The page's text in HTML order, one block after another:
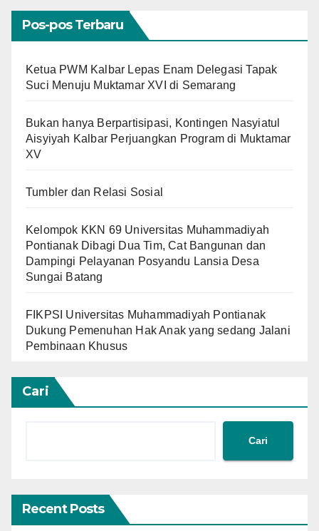
Pos-pos Terbaru
Ketua PWM Kalbar Lepas Enam Delegasi Tapak
Suci Menuju Muktamar XVI di Semarang
Bukan hanya Berpartisipasi, Kontingen Nasyiatul
Aisyiyah Kalbar Perjuangkan Program di Muktamar
XV
Tumbler dan Relasi Sosial
Kelompok KKN 69 Universitas Muhammadiyah
Pontianak Dibagi Dua Tim, Cat Bangunan dan
Dampingi Pelayanan Posyandu Lansia Desa
Sungai Batang
FIKPSI Universitas Muhammadiyah Pontianak
Dukung Pemenuhan Hak Anak yang sedang Jalani
Pembinaan Khusus
Cari
Cari
Recent Posts